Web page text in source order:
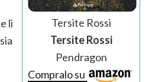
Tersite Rossi
Tersite Rossi
Pendragon
Compralo su
li